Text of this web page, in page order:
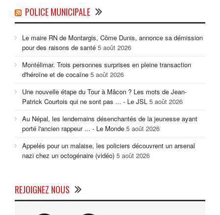
POLICE MUNICIPALE
Le maire RN de Montargis, Côme Dunis, annonce sa démission
pour des raisons de santé 5 août 2026
Montélimar. Trois personnes surprises en pleine transaction
d'héroïne et de cocaïne 5 août 2026
Une nouvelle étape du Tour à Mâcon ? Les mots de Jean-
Patrick Courtois qui ne sont pas ... - Le JSL 5 août 2026
Au Népal, les lendemains désenchantés de la jeunesse ayant
porté l'ancien rappeur ... - Le Monde 5 août 2026
Appelés pour un malaise, les policiers découvrent un arsenal
nazi chez un octogénaire (vidéo) 5 août 2026
REJOIGNEZ NOUS